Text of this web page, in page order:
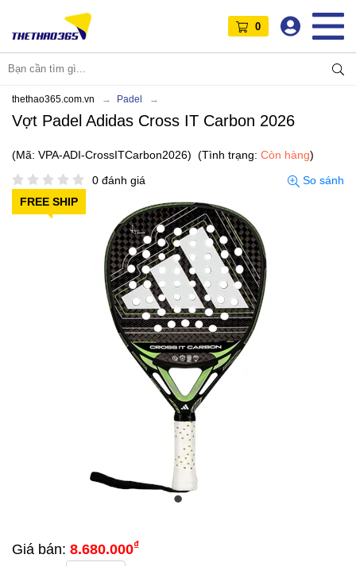
0
thethao365.com.vn Padel
Vợt Padel Adidas Cross IT Carbon 2026
(Mã: VPA-ADI-CrossITCarbon2026) (Tình trạng: Còn hàng)
0 đánh giá
So sánh
FREE SHIP
Giá bán: 8.680.000₫